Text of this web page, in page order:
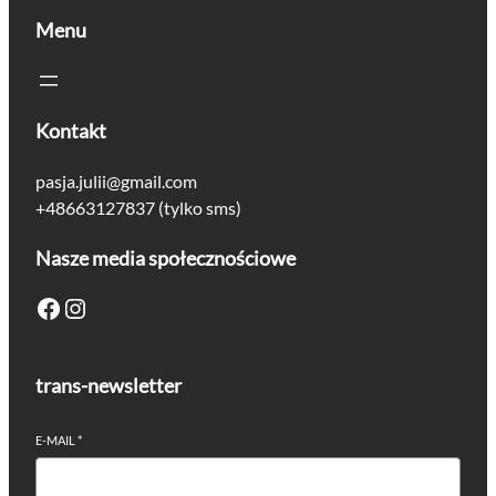
Menu
Kontakt
pasja.julii@gmail.com
+48663127837 (tylko sms)
Nasze media społecznościowe
Facebook Instagram
trans-newsletter
E-MAIL *